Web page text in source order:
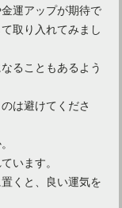
運アップが期待で
取り入れてみまし
ることもあるよう
は避けてくださ
います。
くと、良い運気を